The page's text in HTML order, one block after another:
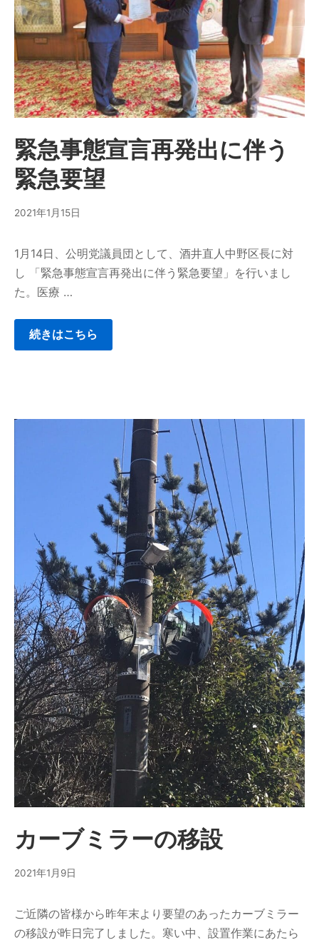
緊急事態宣言再発出に伴う
緊急要望
2021年1月15日
1月14日、公明党議員団として、酒井直人中野区長に対
し 「緊急事態宣言再発出に伴う緊急要望」を行いまし
た。医療 …
続きはこちら
カーブミラーの移設
2021年1月9日
ご近隣の皆様から昨年末より要望のあったカーブミラー
の移設が昨日完了しました。寒い中、設置作業にあたら